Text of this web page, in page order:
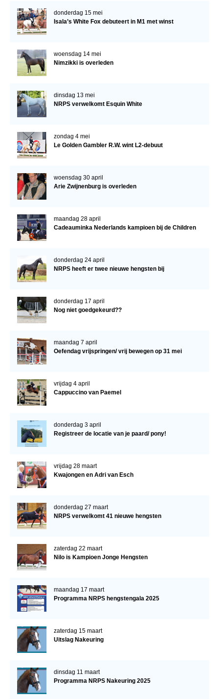
donderdag 15 mei
Isala’s White Fox debuteert in M1 met winst
woensdag 14 mei
Nimzikki is overleden
dinsdag 13 mei
NRPS verwelkomt Esquin White
zondag 4 mei
Le Golden Gambler R.W. wint L2-debuut
woensdag 30 april
Arie Zwijnenburg is overleden
maandag 28 april
Cadeauminka Nederlands kampioen bij de Children
donderdag 24 april
NRPS heeft er twee nieuwe hengsten bij
donderdag 17 april
Nog niet goedgekeurd??
maandag 7 april
Oefendag vrijspringen/ vrij bewegen op 31 mei
vrijdag 4 april
Cappuccino van Paemel
donderdag 3 april
Registreer de locatie van je paard/ pony!
vrijdag 28 maart
Kwajongen en Adri van Esch
donderdag 27 maart
NRPS verwelkomt 41 nieuwe hengsten
zaterdag 22 maart
Nilo is Kampioen Jonge Hengsten
maandag 17 maart
Programma NRPS hengstengala 2025
zaterdag 15 maart
Uitslag Nakeuring
dinsdag 11 maart
Programma NRPS Nakeuring 2025